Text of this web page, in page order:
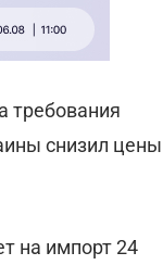
требования
снизил цены
на импорт 24